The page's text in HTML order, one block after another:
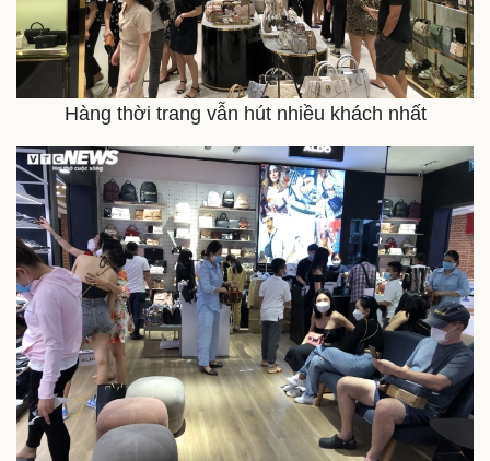
Hàng thời trang vẫn hút nhiều khách nhất